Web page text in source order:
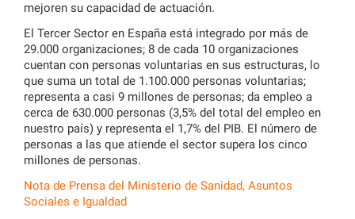
mejoren su capacidad de actuación.
El Tercer Sector en España está integrado por más de
29.000 organizaciones; 8 de cada 10 organizaciones
cuentan con personas voluntarias en sus estructuras, lo
que suma un total de 1.100.000 personas voluntarias;
representa a casi 9 millones de personas; da empleo a
cerca de 630.000 personas (3,5% del total del empleo en
nuestro país) y representa el 1,7% del PIB. El número de
personas a las que atiende el sector supera los cinco
millones de personas.
Nota de Prensa del Ministerio de Sanidad, Asuntos
Sociales e Igualdad